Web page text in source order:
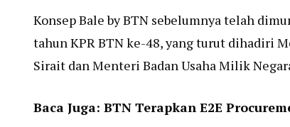
Konsep Bale by BTN sebelumnya telah
tahun KPR BTN ke-48, yang turut dihadiri
Sirait dan Menteri Badan Usaha Milik
Baca Juga: BTN Terapkan E2E